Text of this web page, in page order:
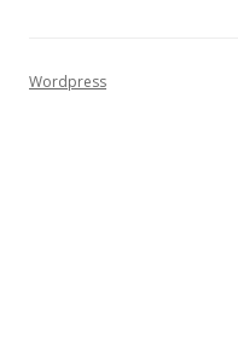
Wordpress